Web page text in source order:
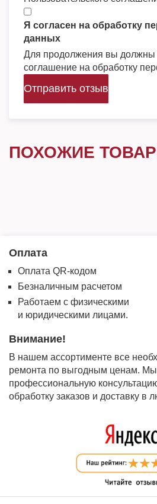
Я согласен на обработку
данных
Для продолжения вы должны
соглашение на обработку
Отправить отзыв
ПОХОЖИЕ
Оплата
Оплата QR-кодом
Безналичным расчетом
Работаем с физическими
и юридическими лицами.
Внимание!
В нашем ассортименте все
ремонта по выгодным ценам.
профессиональную
обработку заказов и доставку в